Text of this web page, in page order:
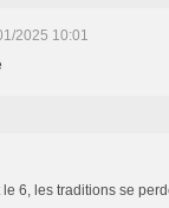
2025 10:01
6, les traditions se